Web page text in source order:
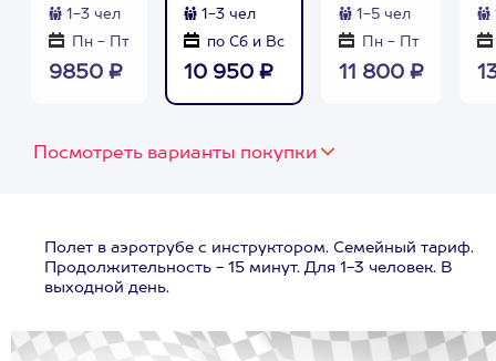
1-3 чел
Пн - Пт
9850 ₽
1-3 чел
по Сб и Вс
10 950 ₽
1-5 чел
Пн - Пт
11 800 ₽
Посмотреть варианты покупки
Полет в аэротрубе с инструктором. Семейный тариф.
Продолжительность - 15 минут. Для 1-3 человек. В
выходной день.